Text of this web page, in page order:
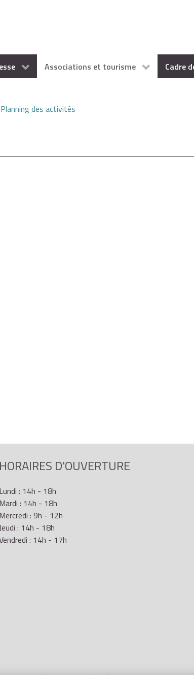
Associations et tourisme Cadre
Planning des activités
HORAIRES D'OUVERTURE
Lundi : 14h - 18h
Mardi : 14h - 18h
Mercredi : 9h - 12h
: 14h - 18h
: 14h - 17h
Mentions Légales- Site réalisé parLR Marketing